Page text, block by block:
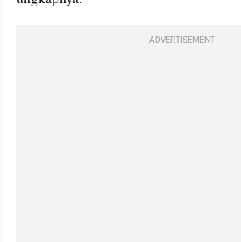
ADVERTISEMENT